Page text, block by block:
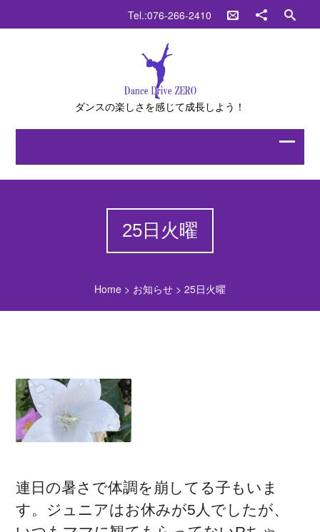
Tel.:076-266-2410
ダンスの楽しさを感じて成長しよう！
25日火曜
Home> お知らせ> 25日火曜
連日の暑さで体調を崩してる子もいま
す。ジュニアはお休みが5人でしたが、